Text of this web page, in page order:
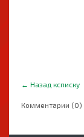
← Назад ксписку
Комментарии (0)